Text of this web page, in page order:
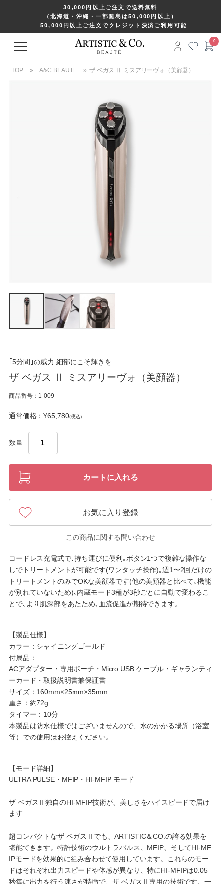
30,000円以上ご注文で送料無料
（北海道・沖縄・一部離島は50,000円以上）
50,000円以上ご注文でクレジット決済ご利用可能
TOP » A&C BEAUTE » ザ ベガス Ⅱ ミスアリーヴォ（美顔器）
｢5分間｣の威力 細部にこそ輝きを
ザ ベガス Ⅱ ミスアリーヴォ（美顔器）
商品番号：1-009
通常価格：¥65,780(税込)
数量
カートに入れる
お気に入り登録
この商品に関する問い合わせ
コードレス充電式で､持ち運びに便利｡ボタン1つで複雑な操作な
しでトリートメントが可能です(ワンタッチ操作)｡週1〜2回だけの
トリートメントのみでOKな美顔器です(他の美顔器と比べて､機能
が別れていないため)｡内蔵モード3種が3秒ごとに自動で変わるこ
とで､より肌深部をあたため､血流促進が期待できます。
【製品仕様】
カラー：シャイニングゴールド
付属品：
ACアダプター・専用ポーチ・Micro USB ケーブル・ギャランティ
ーカード・取扱説明書兼保証書
サイズ：160mm×25mm×35mm
重さ：約72g
タイマー：10分
本製品は防水仕様ではございませんので、水のかかる場所（浴室
等）での使用はお控えください。
【モード詳細】
ULTRA PULSE・MFIP・HI-MFIP モード
ザ ベガスⅡ独自のHI-MFIP技術が、美しさをハイスピードで届け
ます
超コンパクトなザ ベガスⅡでも、ARTISTIC＆CO.の誇る効果を
堪能できます。特許技術のウルトラパルス、MFIP、そしてHI-MF
IPモードを効果的に組み合わせて使用しています。これらのモー
ドはそれぞれ出力スピードや体感が異なり、特にHI-MFIPは0.05
秒毎に出力を行う速さが特徴で、ザ ベガスⅡ専用の技術です。一